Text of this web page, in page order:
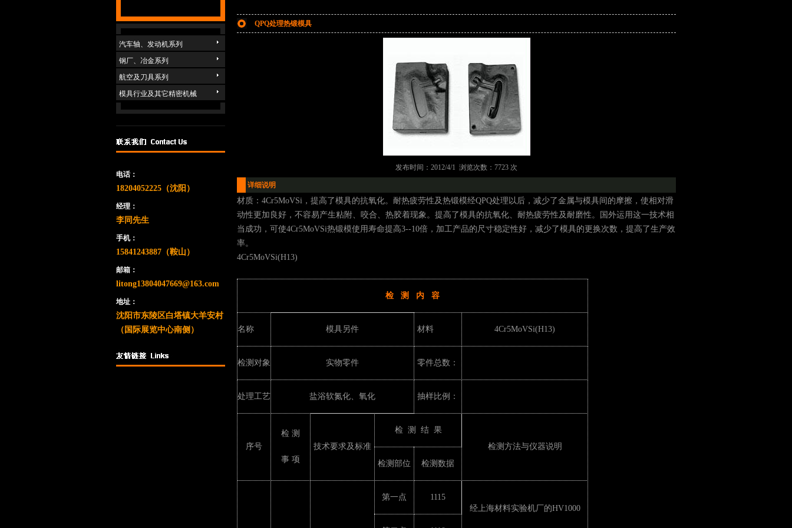
汽车轴、发动机系列
钢厂、冶金系列
航空及刀具系列
模具行业及其它精密机械
电话：
18204052225（沈阳）
经理：
李同先生
手机：
15841243887（鞍山）
邮箱：
litong13804047669@163.com
地址：
沈阳市东陵区白塔镇大羊安村
（国际展览中心南侧）
QPQ处理热锻模具
发布时间：2012/4/1 浏览次数：7723 次
详细说明
材质：4Cr5MoVSi，提高了模具的抗氧化。耐热疲劳性及热锻模经QPQ处理以后，减少了金属与模具间的摩擦，使相对滑
动性更加良好，不容易产生粘附、咬合、热胶着现象。提高了模具的抗氧化、耐热疲劳性及耐磨性。国外运用这一技术相
当成功，可使4Cr5MoVSi热锻模使用寿命提高3--10倍，加工产品的尺寸稳定性好，减少了模具的更换次数，提高了生产效
率。
4Cr5MoVSi(H13)
检 测 内 容
名称 模具另件 材料 4Cr5MoVSi(H13)
检测对象 实物零件 零件总数：
处理工艺 盐浴软氮化、氧化 抽样比例：
序号
检 测
事 项
技术要求及标准
检 测 结 果
检测方法与仪器说明
检测部位
检测数据
第一点
1115
经上海材料实验机厂的HV1000